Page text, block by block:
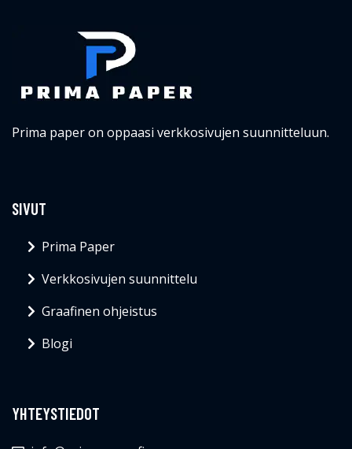
Prima paper on oppaasi verkkosivujen suunnitteluun.
SIVUT
Prima Paper
Verkkosivujen suunnittelu
Graafinen ohjeistus
Blogi
YHTEYSTIEDOT